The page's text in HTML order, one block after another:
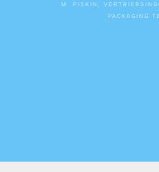
M. PISKIN,
PACKAGING